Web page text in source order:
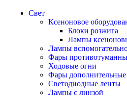
Свет
Ксеноновое
Блоки розжига
Лампы
Лампы
Фары
Ходовые огни
Фары дополнительные
Светодиодные ленты
Лампы с линзой